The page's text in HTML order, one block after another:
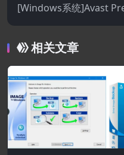
[Windows系统]Avast
6.6.11050
相关文章